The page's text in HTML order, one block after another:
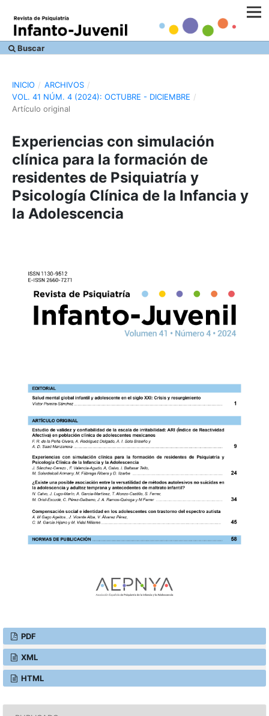
Buscar
INICIO / ARCHIVOS /
VOL. 41 NÚM. 4 (2024): OCTUBRE - DICIEMBRE /
Artículo original
Experiencias con simulación
clínica para la formación de
residentes de Psiquiatría y
Psicología Clínica de la Infancia y
la Adolescencia
PDF
XML
HTML